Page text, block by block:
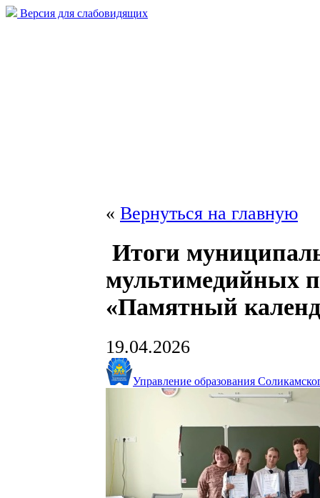
Версия для слабовидящих
« Вернуться на главную
Итоги
мультимедийных
«Памятный
19.04.2026
Управление образования